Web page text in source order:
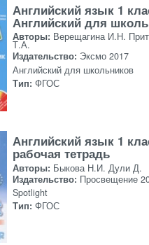
Английский язык 1
Английский для
Авторы: Верещагина И.Н.
Т.А.
Издательство: Эксмо 2017
Английский для школьников
Тип: ФГОС
Английский язык 1
рабочая тетрадь
Авторы: Быкова Н.И. Дули Д.
Издательство: Просвещение
Spotlight
Тип: ФГОС